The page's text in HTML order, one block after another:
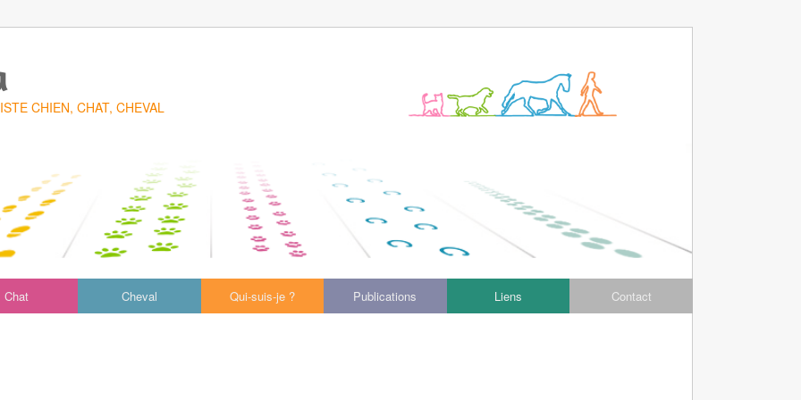
CHIEN, CHAT, CHEVAL
Chat Cheval Qui-suis-je ? Publications Liens Contact